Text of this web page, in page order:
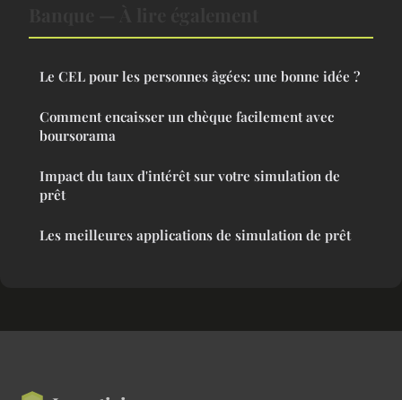
Le CEL pour les personnes âgées: une bonne idée ?
Comment encaisser un chèque facilement avec
boursorama
Impact du taux d'intérêt sur votre simulation de
prêt
Les meilleures applications de simulation de prêt